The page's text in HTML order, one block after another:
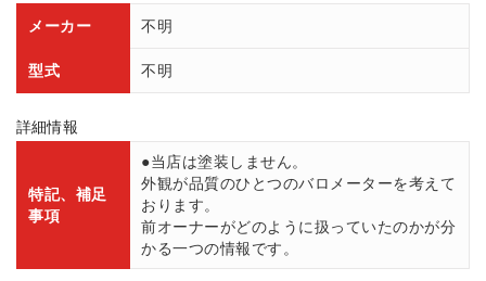
メーカー
不明
型式 不明
詳細情報
特記、補足
事項
●当店は塗装しません。
外観が品質のひとつのバロメーターを考えて
おります。
前オーナーがどのように扱っていたのかが分
かる一つの情報です。